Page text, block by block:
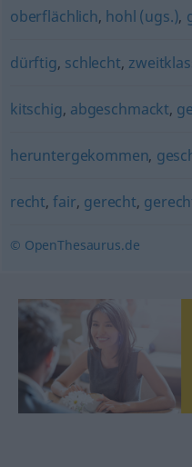
oberflächlich, hohl (ugs.),
dürftig, schlecht,
kitschig, abgeschmackt,
heruntergekommen,
recht,fair, gerecht,
© OpenThesaurus.de